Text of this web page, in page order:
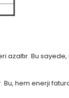
azaltır. Bu
hem enerji